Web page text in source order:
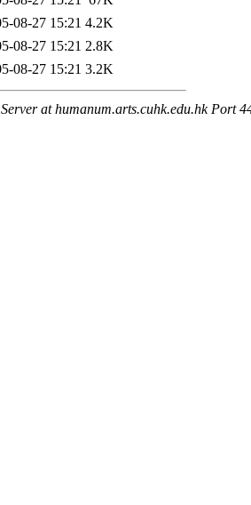
08-27 15:21 4.2K
08-27 15:21 2.8K
08-27 15:21 3.2K
at humanum.arts.cuhk.edu.hk Port